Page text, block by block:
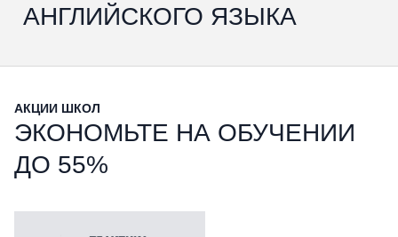
АНГЛИЙСКОГО ЯЗЫКА
АКЦИИ ШКОЛ
ЭКОНОМЬТЕ НА ОБУЧЕНИИ
ДО 55%